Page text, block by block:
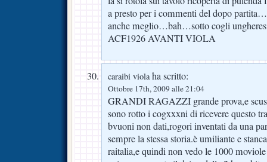
a presto per i commenti del dopo
anche meglio…bah…sotto cogli
ACF1926 AVANTI VIOLA
caraibi violaha scritto:
Ottobre 17th, 2009 alle 21:04
GRANDI RAGAZZI grande prova,e
sono rotto i cogxxxni di ricevere questo
bvuoni non dati,rogori inventati da una
sempre la stessa storia.è umiliante e
raitalia,e quindi non vedo le 1000